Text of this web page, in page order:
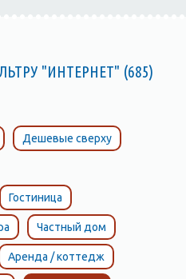
"ИНТЕРНЕТ" (685)
Дешевые сверху
Гостиница
Частный дом
Аренда / коттедж